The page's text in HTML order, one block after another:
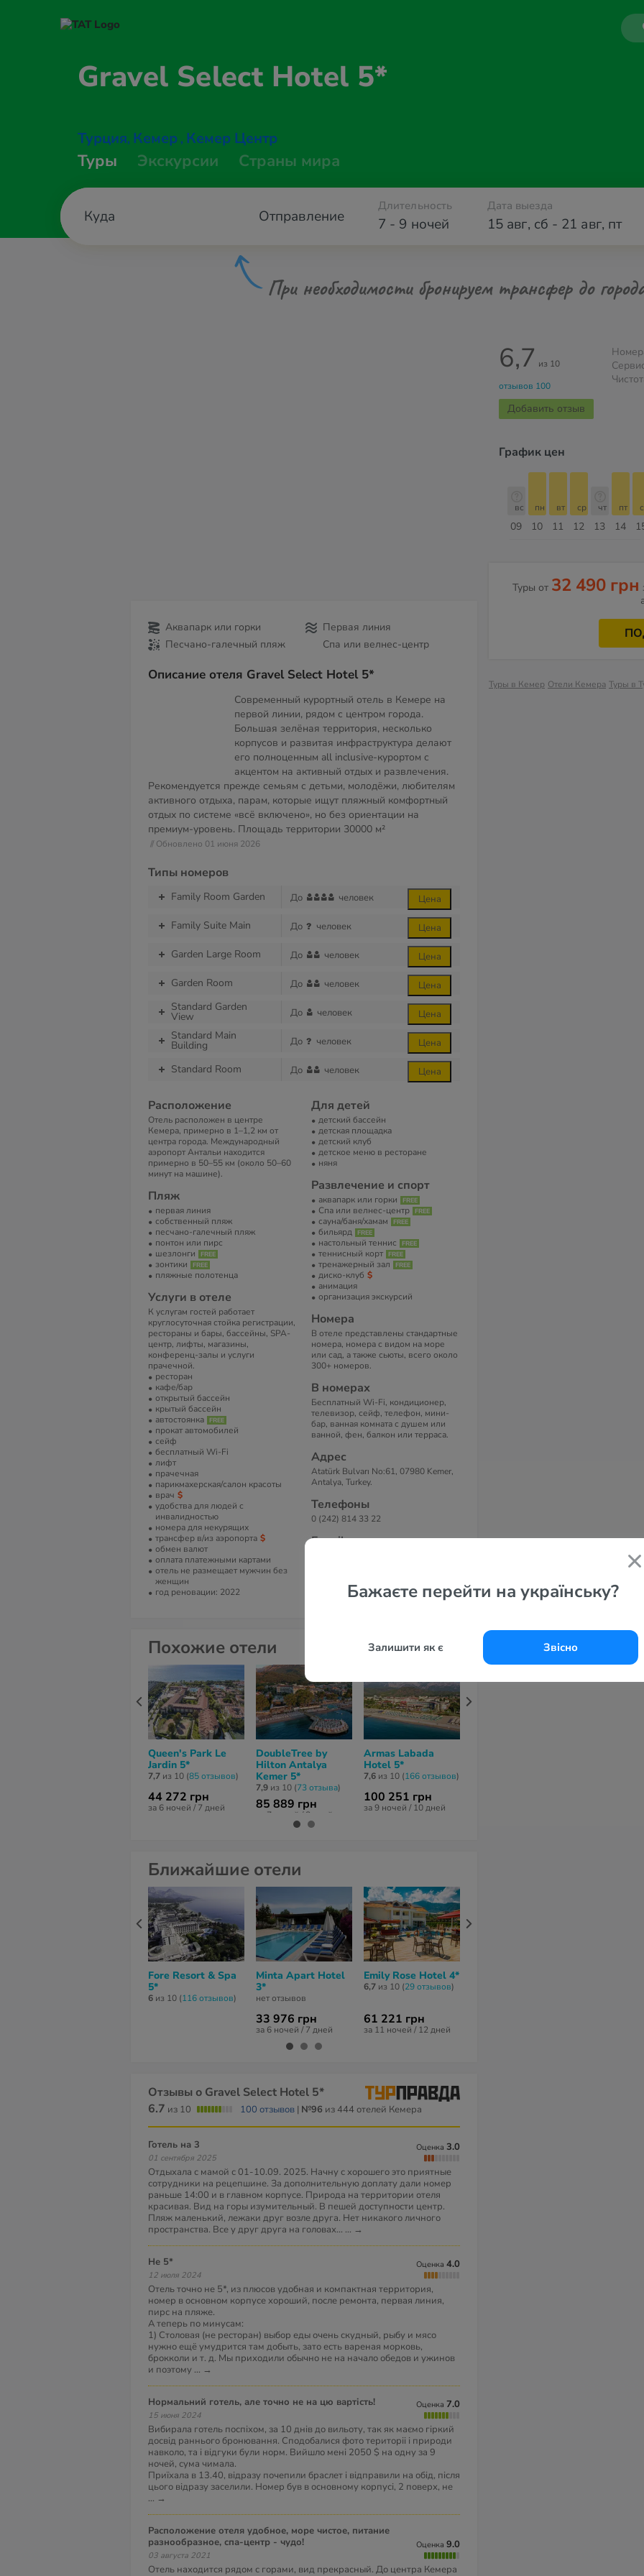
Бажаєте перейти на українську?
Залишити як є Звісно
Gravel Select Hotel 5*
Турция, Кемер , Кемер Центр
Туры Экскурсии Страны мира
Отправление 7 - 9 ночей
Длительность Дата выезда
15 авг, сб - 21 авг, пт
При необходимости бронируем трансфер до
Аквапарк или горки
Первая линия
Песчано-галечный пляж
Спа или велнес-центр
Описание отеля Gravel Select Hotel 5*
Современный курортный отель в Кемере на
первой линии, рядом с центром города.
Большая зелёная территория, несколько
корпусов и развитая инфраструктура делают
его полноценным all inclusive-курортом с
акцентом на активный отдых и развлечения.
Рекомендуется прежде семьям с детьми, молодёжи, любителям
активного отдыха, парам, которые ищут пляжный комфортный
отдых по системе «всё включено», но без ориентации на
премиум-уровень. Площадь территории 30000 м²
// Обновлено 01 июня 2026
Типы номеров
Family Room Garden До человек Цена
Family Suite Main До человек Цена
Garden Large Room До человек Цена
Garden Room До человек Цена
Standard Garden
View До человек Цена
Standard Main
Building До человек Цена
Standard Room До человек Цена
Расположение
Отель расположен в центре
Кемера, примерно в 1–1,2 км от
центра города. Международный
аэропорт Антальи находится
примерно в 50–55 км (около 50–60
минут на машине).
Пляж
первая линия
собственный пляж
песчано-галечный пляж
понтон или пирс
шезлонги
зонтики
пляжные полотенца
Услуги в отеле
К услугам гостей работает
круглосуточная стойка регистрации,
рестораны и бары, бассейны, SPA-
центр, лифты, магазины,
конференц-залы и услуги
прачечной.
ресторан
кафе/бар
открытый бассейн
крытый бассейн
автостоянка
прокат автомобилей
сейф
бесплатный Wi-Fi
лифт
прачечная
парикмахерская/салон красоты
врач
удобства для людей с
инвалидностью
номера для некурящих
трансфер в/из аэропорта
обмен валют
оплата платежными картами
отель не размещает мужчин без
женщин
год реновации: 2022
Для детей
детский бассейн
детская площадка
детский клуб
детское меню в ресторане
няня
Развлечение и спорт
аквапарк или горки
Спа или велнес-центр
сауна/баня/хамам
бильярд
настольный теннис
теннисный корт
тренажерный зал
диско-клуб
анимация
организация экскурсий
Номера
В отеле представлены стандартные
номера, номера с видом на море
или сад, а также сьюты, всего около
300+ номеров.
В номерах
Бесплатный Wi-Fi, кондиционер,
телевизор, сейф, телефон, мини-
бар, ванная комната с душем или
ванной, фен, балкон или терраса.
Адрес
Atatürk Bulvarı No:61, 07980 Kemer,
Antalya, Turkey.
Телефоны
0 (242) 814 33 22
Е-маil
Gravel Select Hotel 5*
6,7 из 10
отзывов 100
Добавить отзыв
График цен
09
вс
10
пн
11
вт
12
ср
13
чт
14
пт
Туры от 32 490 грн
Туры в Кемер Отели Кемера Туры в
Похожие отели
Queen's Park Le
Jardin 5*
7,7 из 10 (85 отзывов)
44 272 грн
за 6 ночей / 7 дней
DoubleTree by
Hilton Antalya
Kemer 5*
7,9 из 10 (73 отзывa)
85 889 грн
за 7 ночей / 8 дней
Armas Labada
Hotel 5*
7,6 из 10 (166 отзывов)
100 251 грн
за 9 ночей / 10 дней
Ближайшие отели
Fore Resort & Spa
5*
6 из 10 (116 отзывов)
Minta Apart Hotel
3*
нет отзывов
33 976 грн
за 6 ночей / 7 дней
Emily Rose Hotel 4*
6,7 из 10 (29 отзывов)
61 221 грн
за 11 ночей / 12 дней
Отзывы о Gravel Select Hotel 5*
6.7 из 10 100 отзывов | №96 из 444 отелей Кемера
Готель на 3
01 сентября 2025
Оценка
3.0
Отдыхала с мамой с 01-10.09. 2025. Начну с хорошего это приятные
сотрудники на рецепшине. За дополнительную доплату дали номер
раньше 14:00 и в главном корпусе. Природа на территории отеля
красивая. Вид на горы изумительный. В пешей доступности центр.
Пляж маленький, лежаки друг возле друга. Нет никакого личного
пространства. Все у друг друга на головах... ... →
не 5*
12 июля 2024
Оценка
4.0
Отель точно не 5*, из плюсов удобная и компактная территория,
номер в основном корпусе хороший, после ремонта, первая линия,
пирс на пляже.
А теперь по минусам:
1) Столовая (не ресторан) выбор еды очень скудный, рыбу и мясо
нужно ещё умудрится там добыть, зато есть вареная морковь,
брокколи и т. д. Мы приходили обычно не на начало обедов и ужинов
и поэтому ... →
Нормальний готель, але точно не на цю вартість!
15 июня 2024
Оценка
7.0
Вибирала готель поспіхом, за 10 днів до вильоту, так як маємо гіркий
досвід раннього бронювання. Сподобалися фото територіі і природи
навколо, та і відгуки були норм. Вийшло мені 2050 $ на одну за 9
ночей, сума чимала.
Приїхала в 13.40, відразу почепили браслет і відправили на обід, після
цього відразу заселили. Номер був в основному корпусі, 2 поверх, не
... →
Расположение отеля удобное, море чистое, питание
разнообразное, спа-центр - чудо!
03 августа 2021
Оценка
9.0
Отель находится рядом с горами, вид прекрасный. До центра Кемера